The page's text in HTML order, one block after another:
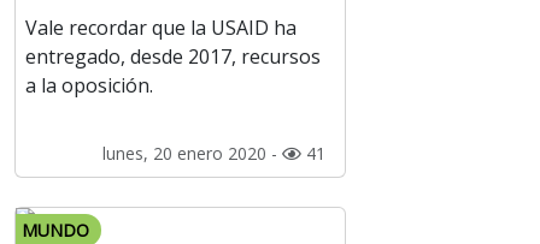
Vale recordar que la USAID ha
entregado, desde 2017, recursos
a la oposición.
lunes, 20 enero 2020 - 41
MUNDO